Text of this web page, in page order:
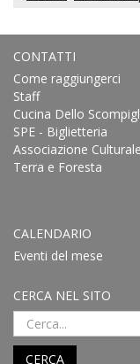
CONTATTI
Come raggiungerci
Staff
Cucina Dello
SPE - Biglietteria
Associazione Culturale
Terra e Foresta
CALENDARIO
Eventi del mese
CERCA NEL SITO
CERCA